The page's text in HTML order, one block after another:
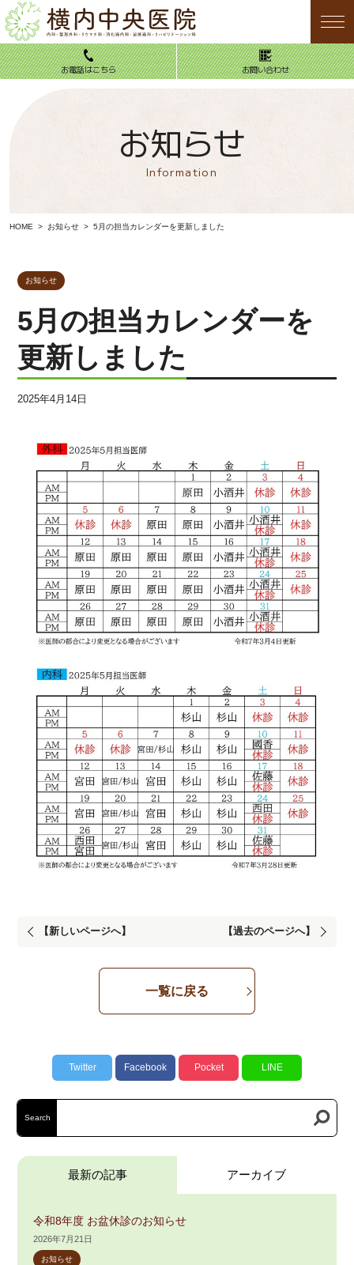
お電話はこちら お問い合わせ
お電話はこちら お問い合わせ
診療案内
内科
整形外科
リウマチ科
消化器内科
泌尿器科
訪問診療
COVID-19について
医師紹介
お知らせ
コラム
採用情報
個人情報保護方針
お知らせ
Information
HOME お知らせ 5月の担当カレンダーを更新しました
お知らせ
5月の担当カレンダーを
更新しました
2025年4月14日
【新しいページへ】 【過去のページへ】
一覧に戻る
Twitter Facebook Pocket LINE
Search
最新の記事 アーカイブ
令和8年度 お盆休診のお知らせ
2026年7月21日
お知らせ